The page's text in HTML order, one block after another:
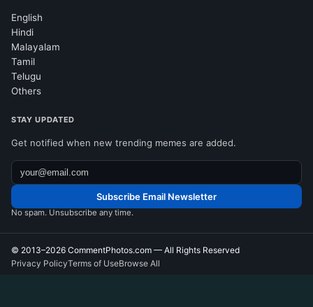
English
Hindi
Malayalam
Tamil
Telugu
Others
STAY UPDATED
Get notified when new trending memes are added.
Subscribe Email Newsletter
No spam. Unsubscribe any time.
© 2013–2026 CommentPhotos.com — All Rights Reserved
Privacy PolicyTerms of UseBrowse All